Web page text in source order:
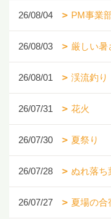
26/08/04 PM事業
26/08/03 厳しい暑
26/08/01 渓流釣り
26/07/31 花火
26/07/30 夏祭り
26/07/28 ぬれ落ち
26/07/27 夏場の合